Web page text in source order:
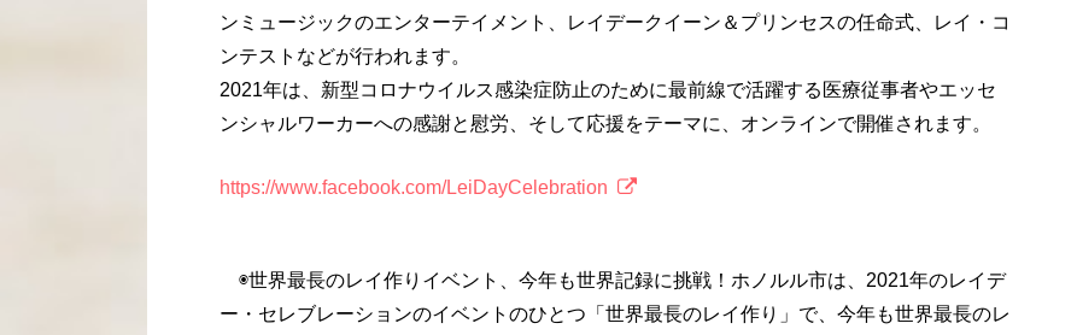
ンミュージックのエンターテイメント、レイデークイーン＆プリンセスの任命式、レイ・コ
ンテストなどが行われます。
2021年は、新型コロナウイルス感染症防止のために最前線で活躍する医療従事者やエッセ
ンシャルワーカーへの感謝と慰労、そして応援をテーマに、オンラインで開催されます。
https://www.facebook.com/LeiDayCelebration
◉世界最長のレイ作りイベント、今年も世界記録に挑戦！ホノルル市は、2021年のレイデ
ー・セレブレーションのイベントのひとつ「世界最長のレイ作り」で、今年も世界最長のレ